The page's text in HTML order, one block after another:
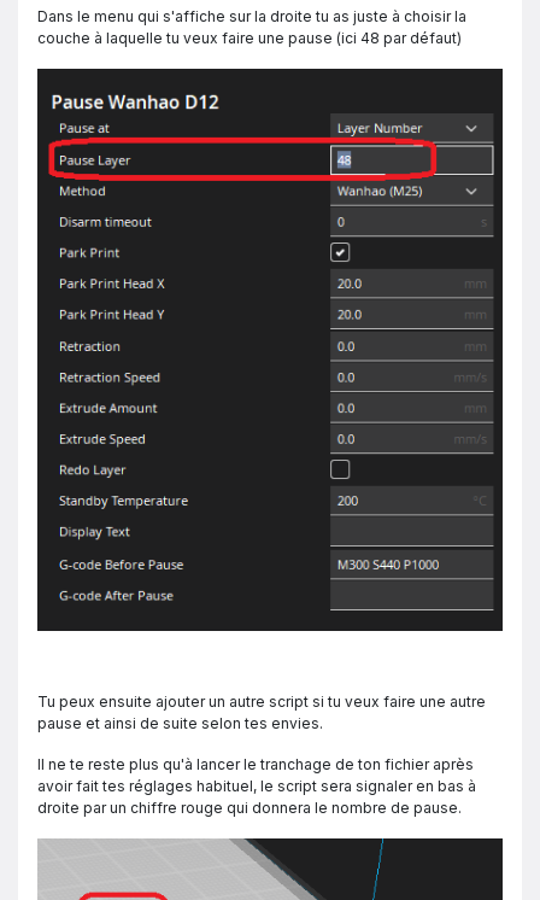
Dans le menu qui s'affiche sur la droite tu as juste à choisir la
couche à laquelle tu veux faire une pause (ici 48 par défaut)
Tu peux ensuite ajouter un autre script si tu veux faire une autre
pause et ainsi de suite selon tes envies.
Il ne te reste plus qu'à lancer le tranchage de ton fichier après
avoir fait tes réglages habituel, le script sera signaler en bas à
droite par un chiffre rouge qui donnera le nombre de pause.